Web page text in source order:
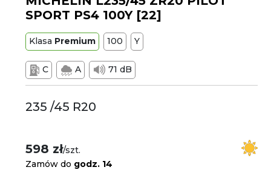
SPORT PS4 100Y [22]
Klasa Premium 100 Y
C A 71 dB
235 /45 R20
598 zł/szt.
Zamów do godz. 14